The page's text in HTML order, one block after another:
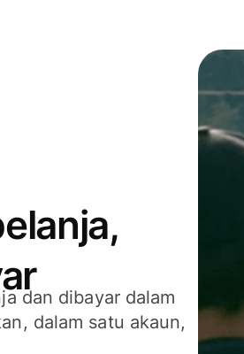
dan dibayar dalam
dalam satu akaun,